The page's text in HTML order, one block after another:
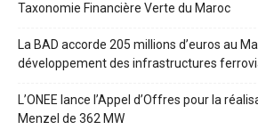
Taxonomie Financière Verte du Maroc
La BAD accorde 205 millions d’euros au
développement des infrastructures
L’ONEE lance l’Appel d’Offres pour la
Menzel de 362 MW